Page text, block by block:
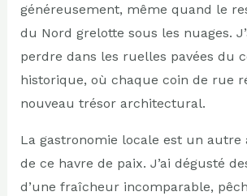
généreusement, même quand le
du Nord grelotte sous les nuages.
perdre dans les ruelles pavées du
historique, où chaque coin de rue
nouveau trésor architectural.
La gastronomie locale est un
de ce havre de paix. J’ai dégusté
d’une fraîcheur incomparable,